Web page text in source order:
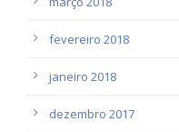
fevereiro 2018
janeiro 2018
dezembro 2017